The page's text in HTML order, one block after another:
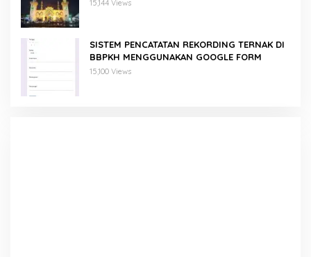
15,144 Views
SISTEM PENCATATAN REKORDING TERNAK DI
BBPKH MENGGUNAKAN GOOGLE FORM
15,100 Views